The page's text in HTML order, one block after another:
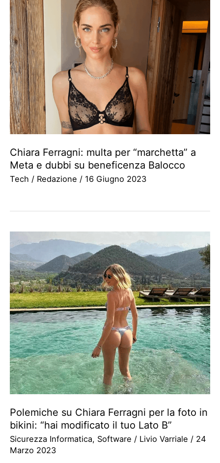
Chiara Ferragni: multa per “marchetta” a
Meta e dubbi su beneficenza Balocco
Tech / Redazione / 16 Giugno 2023
Polemiche su Chiara Ferragni per la foto in
bikini: “hai modificato il tuo Lato B”
Sicurezza Informatica, Software / Livio Varriale / 24
Marzo 2023